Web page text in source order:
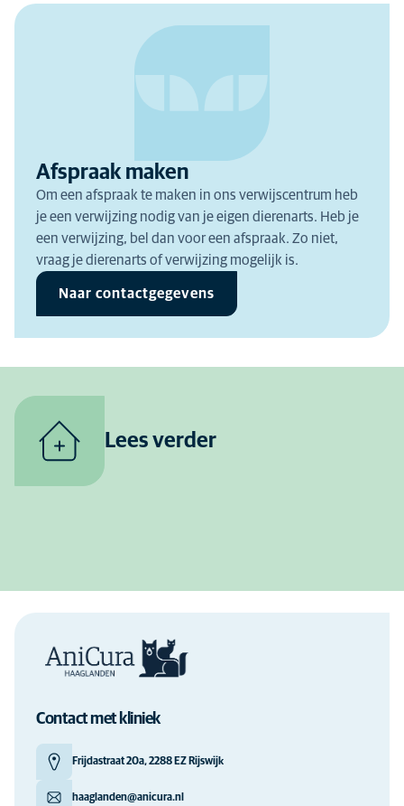
Afspraak maken
Om een afspraak te maken in ons verwijscentrum heb
je een verwijzing nodig van je eigen dierenarts. Heb je
een verwijzing, bel dan voor een afspraak. Zo niet,
vraag je dierenarts of verwijzing mogelijk is.
Naar contactgegevens
Lees verder
Contact met kliniek
Frijdastraat 20a, 2288 EZ Rijswijk
haaglanden@anicura.nl